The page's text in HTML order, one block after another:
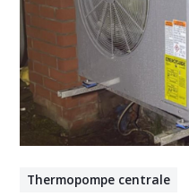
Thermopompe centrale